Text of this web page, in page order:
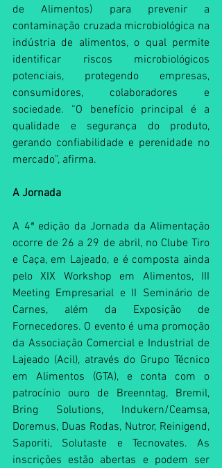
de Alimentos) para prevenir a
contaminação cruzada microbiológica na
indústria de alimentos, o qual permite
identificar riscos microbiológicos
potenciais, protegendo empresas,
consumidores, colaboradores e
sociedade. “O benefício principal é a
qualidade e segurança do produto,
gerando confiabilidade e perenidade no
mercado”, afirma.
A Jornada
A 4ª edição da Jornada da Alimentação
ocorre de 26 a 29 de abril, no Clube Tiro
e Caça, em Lajeado, e é composta ainda
pelo XIX Workshop em Alimentos, III
Meeting Empresarial e II Seminário de
Carnes, além da Exposição de
Fornecedores. O evento é uma promoção
da Associação Comercial e Industrial de
Lajeado (Acil), através do Grupo Técnico
em Alimentos (GTA), e conta com o
patrocínio ouro de Breenntag, Bremil,
Bring Solutions, Indukern/Ceamsa,
Doremus, Duas Rodas, Nutror, Reinigend,
Saporiti, Solutaste e Tecnovates. As
inscrições estão abertas e podem ser